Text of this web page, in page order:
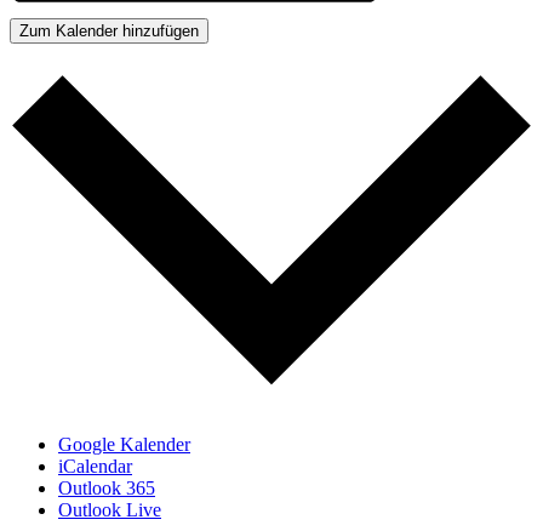
Zum Kalender hinzufügen
Google Kalender
iCalendar
Outlook 365
Outlook Live